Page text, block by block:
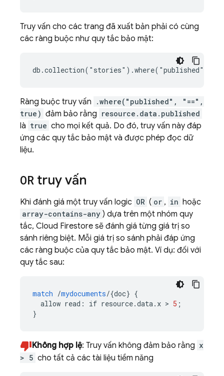
Truy vấn cho các trang đã xuất bản phải có cùng
các ràng buộc như quy tắc bảo mật:
Ràng buộc truy vấn
.where("published", "==",
true) đảm bảo rằng resource.data.published
là true cho mọi kết quả. Do đó, truy vấn này đáp
ứng các quy tắc bảo mật và được phép đọc dữ
liệu.
OR truy vấn
Khi đánh giá một truy vấn logic OR ( or , in hoặc
array-contains-any ) dựa trên một nhóm quy
tắc, Cloud Firestore sẽ đánh giá từng giá trị so
sánh riêng biệt. Mỗi giá trị so sánh phải đáp ứng
các ràng buộc của quy tắc bảo mật. Ví dụ: đối với
quy tắc sau:
match /mydocuments/{doc} {
allow read : if resource.data. x > 5 ;
}
Không hợp lệ: Truy vấn không đảm bảo rằng x
> 5 cho tất cả các tài liệu tiềm năng